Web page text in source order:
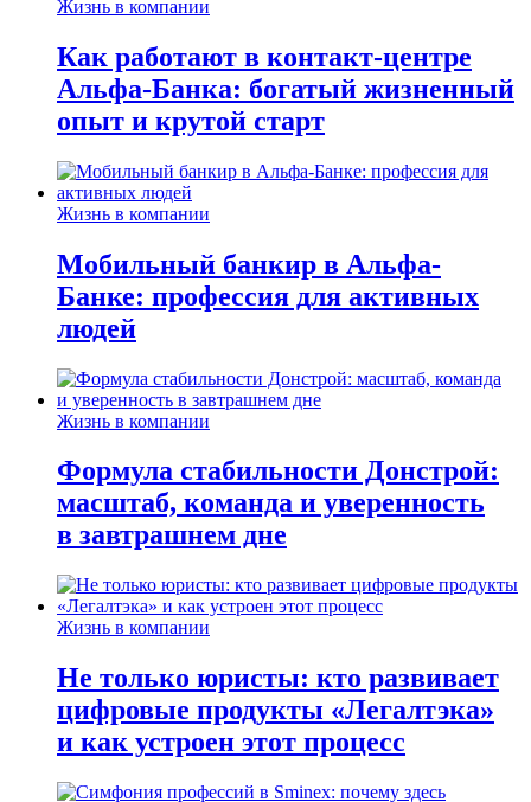
Жизнь в компании
Как работают в контакт-центре
Альфа-Банка: богатый жизненный
опыт и крутой старт
Жизнь в компании
Мобильный банкир в Альфа-
Банке: профессия для активных
людей
Жизнь в компании
Формула стабильности Донстрой:
масштаб, команда и уверенность
в завтрашнем дне
Жизнь в компании
Не только юристы: кто развивает
цифровые продукты «Легалтэка»
и как устроен этот процесс